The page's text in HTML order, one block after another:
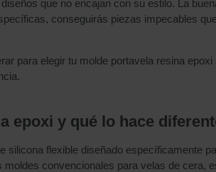
que no encajan con su estilo. La
conseguirás piezas impecables
para elegir tu molde portavela resina epoxi
epoxi y qué lo hace
silicona flexible diseñado específicamente
convencionales para velas de cera,